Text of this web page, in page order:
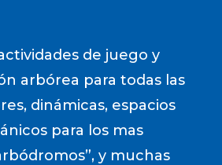
de juego y
arbórea para todas las
dinámicas, espacios
para los mas
y muchas